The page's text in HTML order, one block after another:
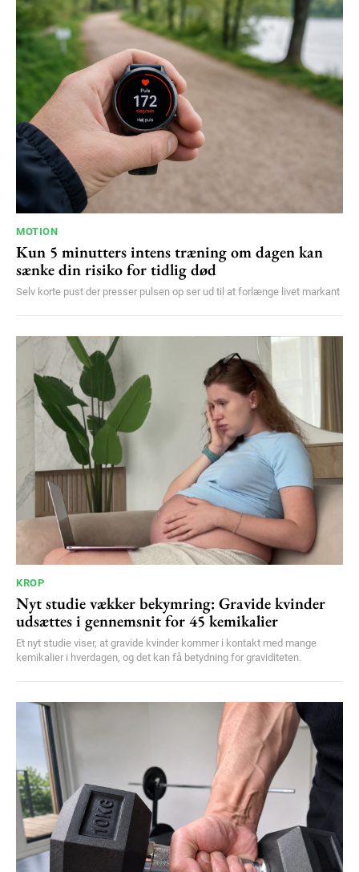
MOTION
Kun 5 minutters intens træning om dagen kan
sænke din risiko for tidlig død
Selv korte pust der presser pulsen op ser ud til at forlænge livet markant
KROP
Nyt studie vækker bekymring: Gravide kvinder
udsættes i gennemsnit for 45 kemikalier
Et nyt studie viser, at gravide kvinder kommer i kontakt med mange
kemikalier i hverdagen, og det kan få betydning for graviditeten.